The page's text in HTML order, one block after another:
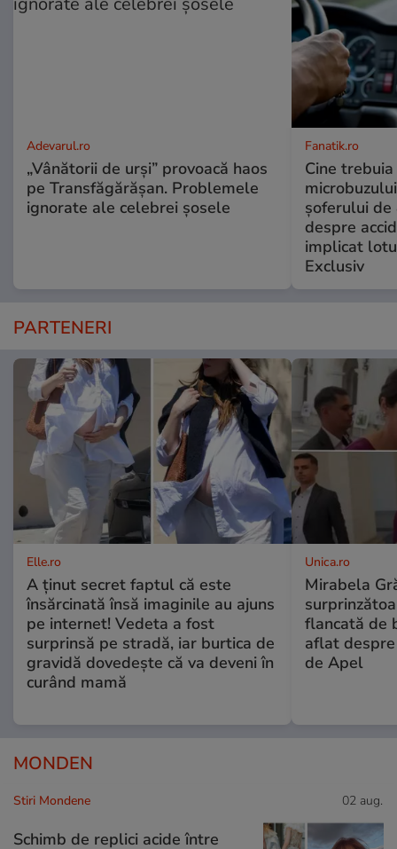
Adevarul.ro
„Vânătorii de urși” provoacă haos
pe Transfăgărășan. Problemele
ignorate ale celebrei șosele
Fanatik.ro
Cine
șoferului de
despre
implicat
Exclusiv
PARTENERI
Elle.ro
A ținut secret faptul că este
însărcinată însă imaginile au ajuns
pe internet! Vedeta a fost
surprinsă pe stradă, iar burtica de
gravidă dovedește că va deveni în
curând mamă
Unica.ro
Mirabela
flancată de
aflat
de Apel
MONDEN
Stiri Mondene 02 aug.
Schimb de replici acide între